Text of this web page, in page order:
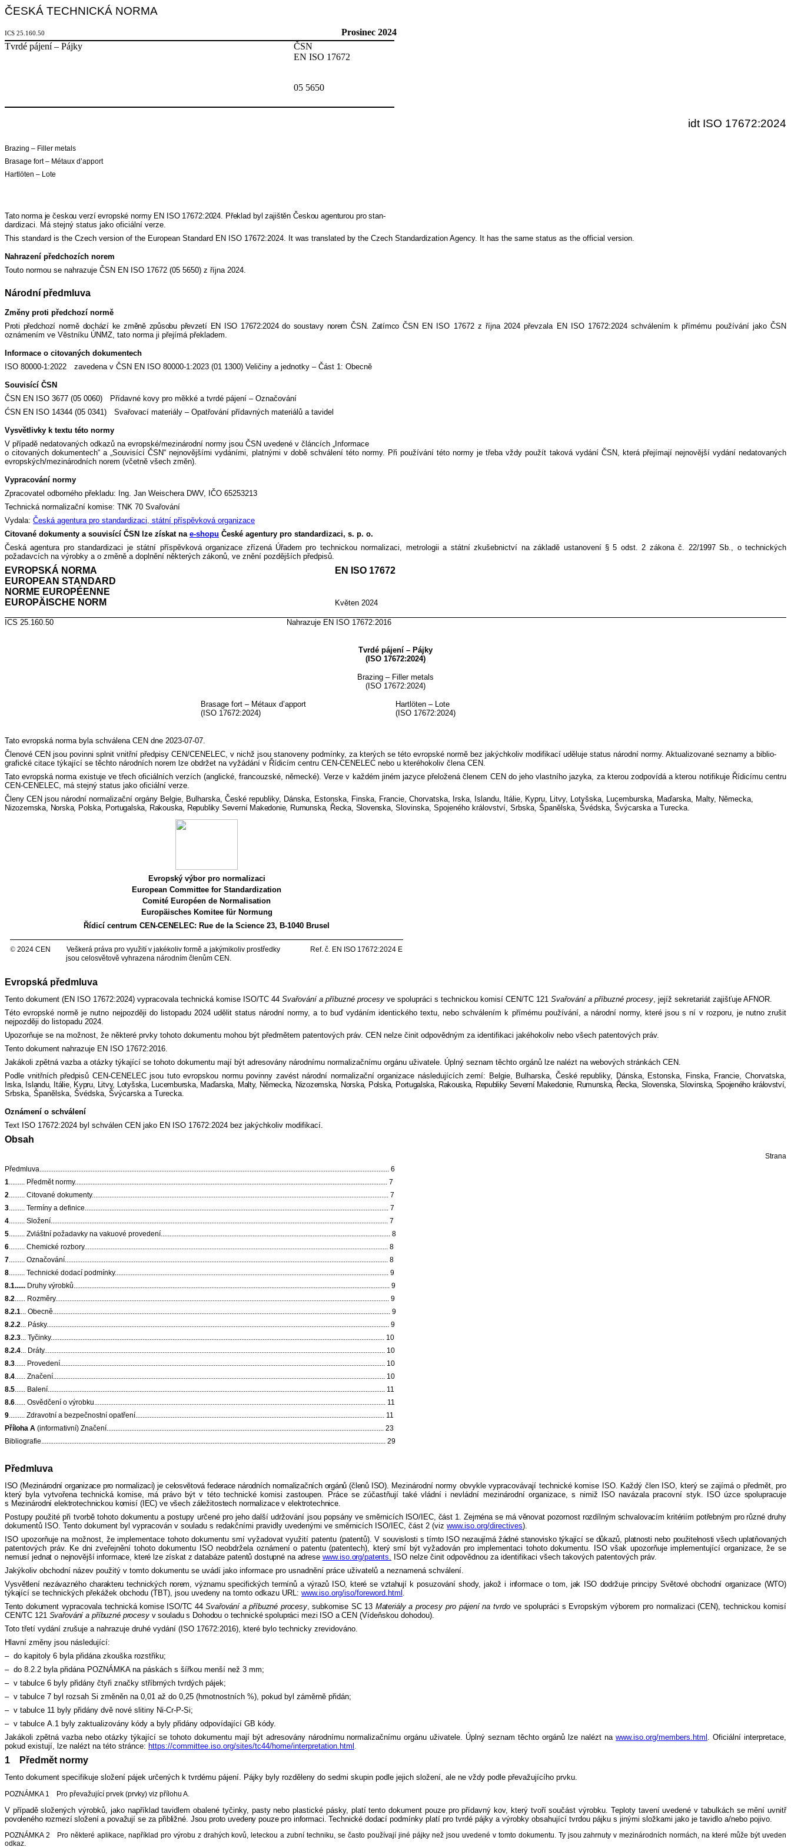
ČESKÁ TECHNICKÁ NORMA
ICS 25.160.50
Prosinec 2024
Tvrdé pájení – Pájky
ČSN
EN ISO 17672
05 5650
idt ISO 17672:2024
Brazing – Filler metals
Brasage fort – Métaux d’apport
Hartlöten – Lote
Tato norma je českou verzí evropské normy EN ISO 17672:2024. Překlad byl zajištěn Českou agenturou pro stan-
dardizaci. Má stejný status jako oficiální verze.
This standard is the Czech version of the European Standard EN ISO 17672:2024. It was translated by the Czech Standardization Agency. It has the same status as the official version.
Nahrazení předchozích norem
Touto normou se nahrazuje ČSN EN ISO 17672 (05 5650) z října 2024.
Národní předmluva
Změny proti předchozí normě
Proti předchozí normě dochází ke změně způsobu převzetí EN
ISO 17672:2024 do soustavy norem ČSN. ZatímcoČSN EN ISO 17672 z října 2024 převzala EN ISO 17672:2024 schválením k přímému používání jako ČSN
oznámením ve Věstníku ÚNMZ, tato norma ji přejímá překladem.
Informace o citovaných dokumentech
ISO 80000-1:2022 zavedena v ČSN EN ISO 80000-1:2023 (01 1300) Veličiny a jednotky – Část 1: Obecně
Souvisící ČSN
ČSN EN ISO 3677 (05 0060) Přídavné kovy pro měkké a tvrdé pájení – Označování
ĆSN EN ISO 14344 (05 0341) Svařovací materiály – Opatřování přídavných materiálů a tavidel
Vysvětlivky k textu této normy
V případě nedatovaných odkazů na evropské/mezinárodní normy jsou ČSN uvedené v článcích „Informace
o citovaných dokumentech“ a „Souvisící ČSN“ nejnovějšími vydáními, platnými v době schválení této normy. Při používání této normy je třeba vždy použít taková vydání ČSN, která přejímají nejnovější vydání nedatovaných
evropských/mezinárodních norem (včetně všech změn).
Vypracování normy
Zpracovatel odborného překladu: Ing. Jan Weischera DWV, IČO 65253213
Technická normalizační komise: TNK 70 Svařování
Vydala: Česká agentura pro standardizaci, státní příspěvková organizace
Citované dokumenty a souvisící ČSN lze získat na e-shopu České agentury pro standardizaci, s. p. o.
Česká agentura pro standardizaci je státní příspěvková organizace zřízená Úřadem pro technickou normalizaci, metrologii a státní zkušebnictví na základě ustanovení § 5 odst. 2 zákona č. 22/1997 Sb., o technických
požadavcích na výrobky a o změně a doplnění některých zákonů, ve znění pozdějších předpisů.
EVROPSKÁ NORMA EN ISO 17672
EUROPEAN STANDARD
NORME EUROPÉENNE
EUROPÄISCHE NORM
Květen 2024
ICS 25.160.50 Nahrazuje EN ISO 17672:2016
Tvrdé pájení – Pájky
(ISO 17672:2024)
Brazing – Filler metals
(ISO 17672:2024)
Brasage fort – Métaux d’apport
(ISO 17672:2024)
Hartlöten – Lote
(ISO 17672:2024)
Tato evropská norma byla schválena CEN dne 2023-07-07.
Členové CEN jsou povinni splnit vnitřní předpisy CEN/CENELEC, v nichž jsou stanoveny podmínky, za kterých se této evropské normě bez jakýchkoliv modifikací uděluje status národní normy. Aktualizované seznamy a biblio-
grafické citace týkající se těchto národních norem lze obdržet na vyžádání v Řídicím centru CEN-CENELEC nebo u kteréhokoliv člena CEN.
Tato evropská norma existuje ve třech oficiálních verzích (anglické, francouzské, německé). Verze v každém jiném jazyce přeložená členem CEN do jeho vlastního jazyka, za kterou zodpovídá a kterou notifikuje Řídicímu centru
CEN-CENELEC, má stejný status jako oficiální verze.
Členy CEN jsou národní normalizační orgány Belgie, Bulharska, České republiky, Dánska, Estonska, Finska, Francie, Chorvatska, Irska, Islandu, Itálie, Kypru, Litvy, Lotyšska, Lucemburska, Maďarska, Malty, Německa,
Nizozemska, Norska, Polska, Portugalska, Rakouska, Republiky Severní Makedonie, Rumunska, Řecka, Slovenska, Slovinska, Spojeného království, Srbska, Španělska, Švédska, Švýcarska a Turecka.
Evropský výbor pro normalizaci
European Committee for Standardization
Comité Européen de Normalisation
Europäisches Komitee für Normung
Řídicí centrum CEN-CENELEC: Rue de la Science 23, B-1040 Brusel
© 2024 CEN Veškerá práva pro využití v jakékoliv formě a jakýmikoliv prostředky Ref. č. EN ISO 17672:2024 E
jsou celosvětově vyhrazena národním členům CEN.
Evropská předmluva
Tento dokument (EN ISO 17672:2024) vypracovala technická komise ISO/TC 44 Svařování a příbuzné procesy ve spolupráci s technickou komisí CEN/TC 121 Svařování a příbuzné procesy, jejíž sekretariát zajišťuje AFNOR.
Této evropské normě je nutno nejpozději do listopadu 2024 udělit status národní normy, a to buď vydáním identického textu, nebo schválením k přímému používání, a národní normy, které jsou s ní v rozporu, je nutno zrušit
nejpozději do listopadu 2024.
Upozorňuje se na možnost, že některé prvky tohoto dokumentu mohou být předmětem patentových práv. CEN nelze činit odpovědným za identifikaci jakéhokoliv nebo všech patentových práv.
Tento dokument nahrazuje EN ISO 17672:2016.
Jakákoli zpětná vazba a otázky týkající se tohoto dokumentu mají být adresovány národnímu normalizačnímu orgánu uživatele. Úplný seznam těchto orgánů lze nalézt na webových stránkách CEN.
Podle vnitřních předpisů CEN-CENELEC jsou tuto evropskou normu povinny zavést národní normalizační organizace následujících zemí: Belgie, Bulharska, České republiky, Dánska, Estonska, Finska, Francie, Chorvatska,
Irska, Islandu, Itálie, Kypru, Litvy, Lotyšska, Lucemburska, Maďarska, Malty, Německa, Nizozemska, Norska, Polska, Portugalska, Rakouska, Republiky Severní Makedonie, Rumunska, Řecka, Slovenska, Slovinska, Spojeného království,
Srbska, Španělska, Švédska, Švýcarska a Turecka.
Oznámení o schválení
Text ISO 17672:2024 byl schválen CEN jako EN ISO 17672:2024 bez jakýchkoliv modifikací.
Obsah
Strana
Předmluva...................................................................................................................................................................................................... 6
1......... Předmět normy................................................................................................................................................................................. 7
2......... Citované dokumenty........................................................................................................................................................................ 7
3......... Termíny a definice............................................................................................................................................................................ 7
4......... Složení............................................................................................................................................................................................... 7
5......... Zvláštní požadavky na vakuové provedení.................................................................................................................................. 8
6......... Chemické rozbory............................................................................................................................................................................ 8
7......... Označování....................................................................................................................................................................................... 8
8......... Technické dodací podmínky........................................................................................................................................................... 9
8.1...... Druhy výrobků................................................................................................................................................................................... 9
8.2...... Rozměry............................................................................................................................................................................................. 9
8.2.1... Obecně............................................................................................................................................................................................... 9
8.2.2... Pásky.................................................................................................................................................................................................. 9
8.2.3... Tyčinky............................................................................................................................................................................................. 10
8.2.4... Dráty................................................................................................................................................................................................. 10
8.3...... Provedení........................................................................................................................................................................................ 10
8.4...... Značení............................................................................................................................................................................................ 10
8.5...... Balení............................................................................................................................................................................................... 11
8.6...... Osvědčení o výrobku..................................................................................................................................................................... 11
9......... Zdravotní a bezpečnostní opatření............................................................................................................................................. 11
Příloha A (informativní) Značení............................................................................................................................................................. 23
Bibliografie................................................................................................................................................................................................... 29
Předmluva
ISO (Mezinárodní organizace pro normalizaci) je celosvětová federace národních normalizačních orgánů (členů ISO). Mezinárodní normy obvykle vypracovávají technické komise ISO. Každý člen ISO, který se zajímá o předmět, pro
který byla vytvořena technická komise, má právo být v této technické komisi zastoupen. Práce se zúčastňují také vládní i nevládní mezinárodní organizace, s nimiž ISO navázala pracovní styk. ISO úzce spolupracuje
s Mezinárodní elektrotechnickou komisí (IEC) ve všech záležitostech normalizace v elektrotechnice.
Postupy použité při tvorbě tohoto dokumentu a postupy určené pro jeho další udržování jsou popsány ve směrnicích ISO/IEC, část 1. Zejména se má věnovat pozornost rozdílným schvalovacím kritériím potřebným pro různédruhy
dokumentů ISO. Tento dokument byl vypracován v souladu s redakčními pravidly uvedenými ve směrnicích ISO/IEC, část 2 (viz www.iso.org/directives).
ISO upozorňuje na možnost, že implementace tohoto dokumentu smí vyžadovat využití patentu (patentů). V souvislosti s tímto ISO nezaujímá žádné stanovisko týkající se důkazů, platnosti nebo použitelnosti všech uplatňovaných
patentových práv. Ke dni zveřejnění tohoto dokumentu ISO neobdržela oznámení o patentu (patentech), který smí být vyžadován pro implementaci tohoto dokumentu. ISO však upozorňuje implementující organizace, že se
nemusí jednat o nejnovější informace, které lze získat z databáze patentů dostupné na adrese www.iso.org/patents. ISO nelze činit odpovědnou za identifikaci všech takových patentových práv.
Jakýkoliv obchodní název použitý v tomto dokumentu se uvádí jako informace pro usnadnění práce uživatelů a neznamená schválení.
Vysvětlení nezávazného charakteru technických norem, významu specifických termínů a výrazů ISO, které se vztahují k posuzování shody, jakož i informace o tom, jak ISO dodržuje principy Světové obchodní organizace (WTO)
týkajícíse technických překážek obchodu (TBT), jsou uvedeny na tomto odkazu URL: www.iso.org/iso/foreword.html .
Tento dokument vypracovala technická komise ISO/TC 44Svařování a příbuzné procesy, subkomise SC 13 Materiálya procesy pro pájení na tvrdo ve spolupráci s Evropským výborem pro normalizaci (CEN), technickou komisí
CEN/TC 121 Svařování a příbuzné procesyv souladu s Dohodou o technické spolupráci mezi ISO a CEN (Vídeňskou dohodou).
Toto třetí vydání zrušuje a nahrazuje druhé vydání (ISO 17672:2016), které bylo technicky zrevidováno.
Hlavní změny jsou následující:
– do kapitoly 6 byla přidána zkouška rozstřiku;
– do 8.2.2 byla přidána POZNÁMKA na páskách s šířkou menší než 3 mm;
– v tabulce 6 byly přidány čtyři značky stříbrných tvrdých pájek;
– v tabulce 7 byl rozsah Si změněn na 0,01 až do 0,25 (hmotnostních %), pokud byl záměrně přidán;
– v tabulce 11 byly přidány dvě nové slitiny Ni-Cr-P-Si;
– v tabulce A.1 byly zaktualizovány kódy a byly přidány odpovídající GB kódy.
Jakákoli zpětná vazba nebo otázky týkající se tohoto dokumentu mají být adresovány národnímu normalizačnímu orgánu uživatele. Úplný seznam těchto orgánů lze nalézt nawww.iso.org/members.html .Oficiální interpretace,
pokud existují, lze nalézt na této stránce: https://committee.iso.org/sites/tc44/home/interpretation.html .
1 Předmět normy
Tento dokument specifikuje složení pájek určených k tvrdému pájení. Pájky byly rozděleny do sedmi skupin podle jejich složení, ale ne vždy podle převažujícího prvku.
POZNÁMKA 1 Pro převažující prvek (prvky) viz přílohu A.
V případě složených výrobků, jako například tavidlem obalené tyčinky, pasty nebo plastické pásky, platí tento dokument pouze pro přídavný kov, který tvoří součást výrobku. Teploty tavení uvedené v tabulkách se mění uvnitř
povoleného rozmezí složení a považují se za přibližné. Jsou proto uvedeny pouze pro informaci. Technické dodacípodmínky platí pro tvrdé pájky a výrobky obsahující tvrdou pájku s jinými složkami jako je tavidlo a/nebo pojivo.
POZNÁMKA 2 Pro některé aplikace, například pro výrobu z drahých kovů, leteckou a zubní techniku, se často používají jiné pájky než jsou uvedené v tomto dokumentu. Ty jsou zahrnuty v mezinárodních normách, na které může být uveden
odkaz.